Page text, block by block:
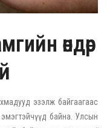
өндөр
эзэлж байгаагаас
байна. Улсын